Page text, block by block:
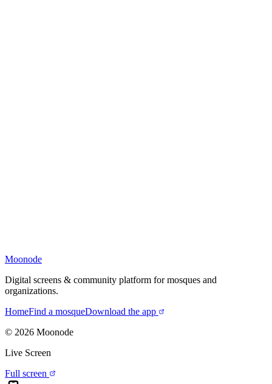
Moonode
Digital screens & community platform for mosques and
organizations.
HomeFind a mosqueDownload the app
© 2026 Moonode
Live Screen
Full screen